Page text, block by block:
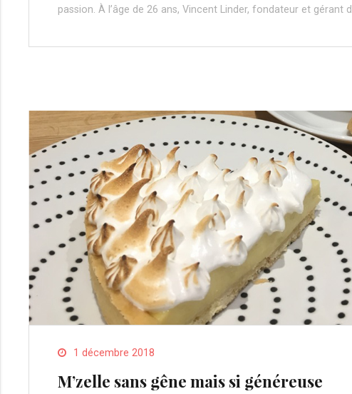
passion. À l’âge de 26 ans, Vincent Linder, fondateur et gérant
1 décembre 2018
M’zelle sans gêne mais si généreuse